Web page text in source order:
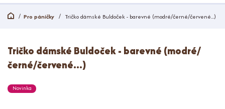
Pro páníčky Tričko dámské Buldoček - barevné (modré/černé/červené...)
Tričko dámské Buldoček - barevné (modré/
černé/červené...)
Novinka